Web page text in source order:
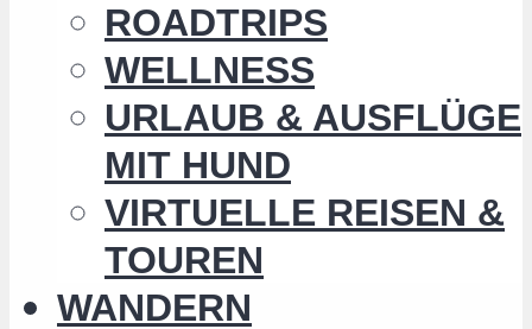
ROADTRIPS
WELLNESS
URLAUB & AUSFLÜGE
MIT HUND
VIRTUELLE REISEN &
TOUREN
WANDERN